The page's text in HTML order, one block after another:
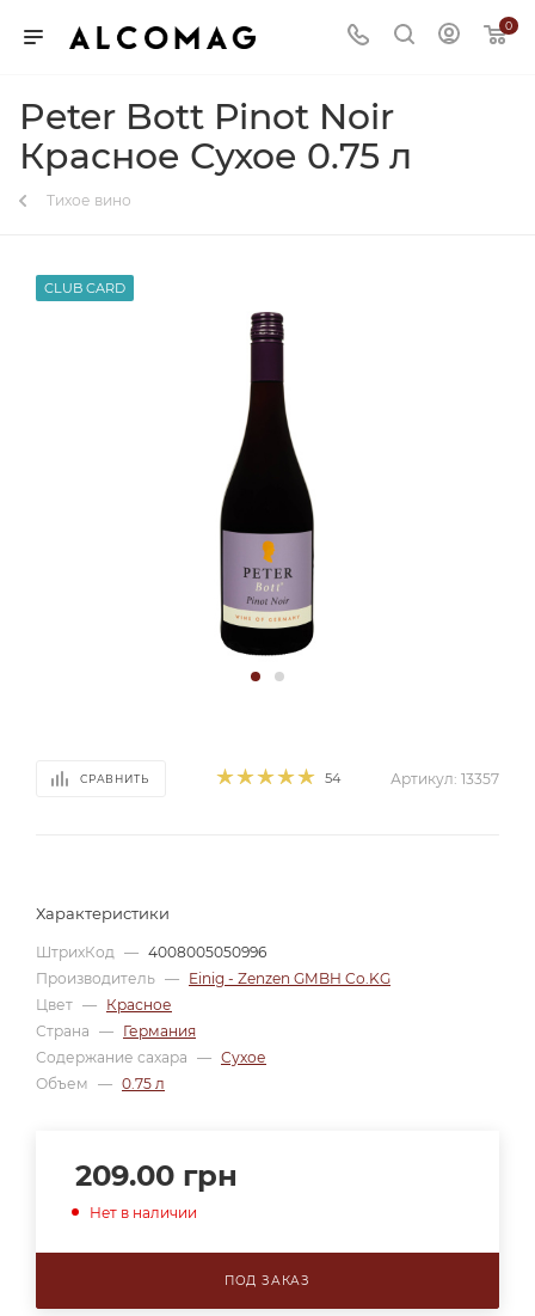
0
Peter Bott Pinot Noir
Красное Сухое 0.75 л
Тихое вино
CLUB CARD
СРАВНИТЬ 54 Артикул: 13357
Характеристики
ШтрихКод — 4008005050996
Производитель — Einig - Zenzen GMBH Co.KG
Цвет — Красное
Страна — Германия
Содержание сахара — Сухое
Объем — 0.75 л
209.00 грн
Нет в наличии
ПОД ЗАКАЗ